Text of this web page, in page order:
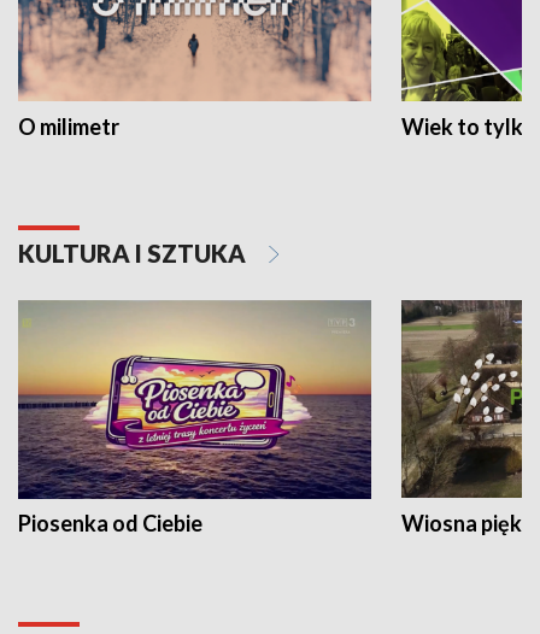
O milimetr Wiek to tylko
KULTURA I SZTUKA
Piosenka od Ciebie Wiosna